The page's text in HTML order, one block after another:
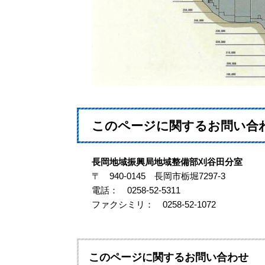
このページに関するお問い合
長岡地域振興局地域整備部刈谷田分室
〒 940-0145 長岡市栃堀7297-3
電話： 0258-52-5311
ファクシミリ： 0258-52-1072
このページに関するお問い合わせ